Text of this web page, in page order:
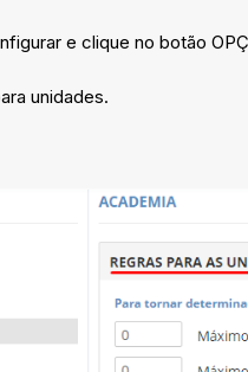
e clique no botão
unidades.